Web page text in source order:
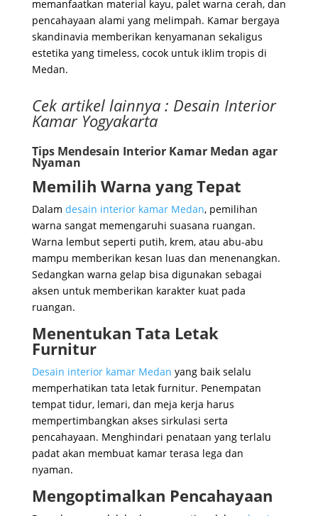
memanfaatkan material kayu, palet warna cerah, dan
pencahayaan alami yang melimpah. Kamar bergaya
skandinavia memberikan kenyamanan sekaligus
estetika yang timeless, cocok untuk iklim tropis di
Medan.
Cek artikel lainnya : Desain Interior
Kamar Yogyakarta
Tips Mendesain Interior Kamar Medan agar
Nyaman
Memilih Warna yang Tepat
Dalam desain interior kamar Medan, pemilihan
warna sangat memengaruhi suasana ruangan.
Warna lembut seperti putih, krem, atau abu-abu
mampu memberikan kesan luas dan menenangkan.
Sedangkan warna gelap bisa digunakan sebagai
aksen untuk memberikan karakter kuat pada
ruangan.
Menentukan Tata Letak
Furnitur
Desain interior kamar Medan yang baik selalu
memperhatikan tata letak furnitur. Penempatan
tempat tidur, lemari, dan meja kerja harus
mempertimbangkan akses sirkulasi serta
pencahayaan. Menghindari penataan yang terlalu
padat akan membuat kamar terasa lega dan
nyaman.
Mengoptimalkan Pencahayaan